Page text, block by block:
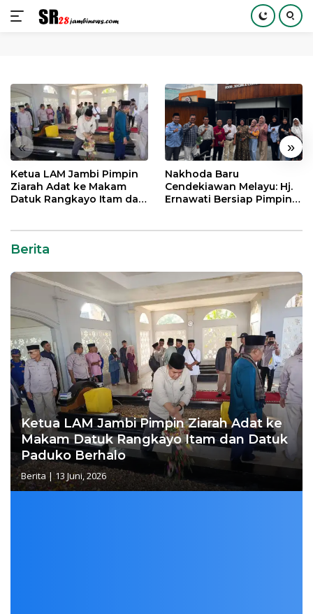
konten
« »
Ketua LAM Jambi Pimpin
Ziarah Adat ke Makam
Datuk Rangkayo Itam dan
Nakhoda Baru
Cendekiawan Melayu: Hj.
Ernawati Bersiap Pimpin
Berita
Ketua LAM Jambi Pimpin Ziarah Adat ke
Makam Datuk Rangkayo Itam dan Datuk
Paduko Berhalo
Berita|13 Juni, 2026